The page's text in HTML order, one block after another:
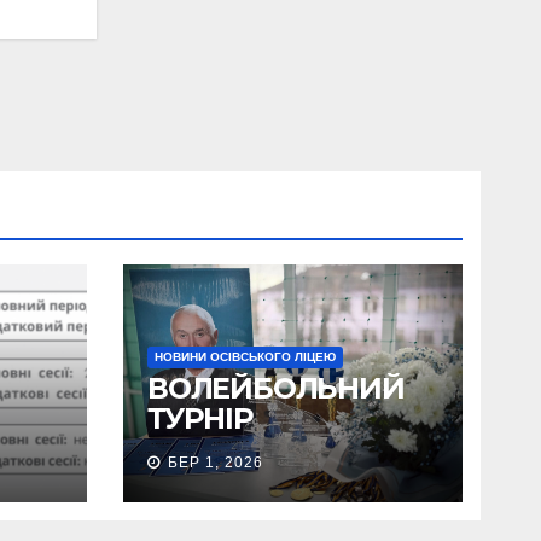
НОВИНИ ОСІВСЬКОГО ЛІЦЕЮ
ВОЛЕЙБОЛЬНИЙ
ТУРНІР
БЕР 1, 2026